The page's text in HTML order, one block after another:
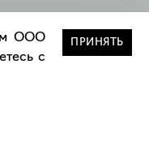
ООО
с
ПРИНЯТЬ